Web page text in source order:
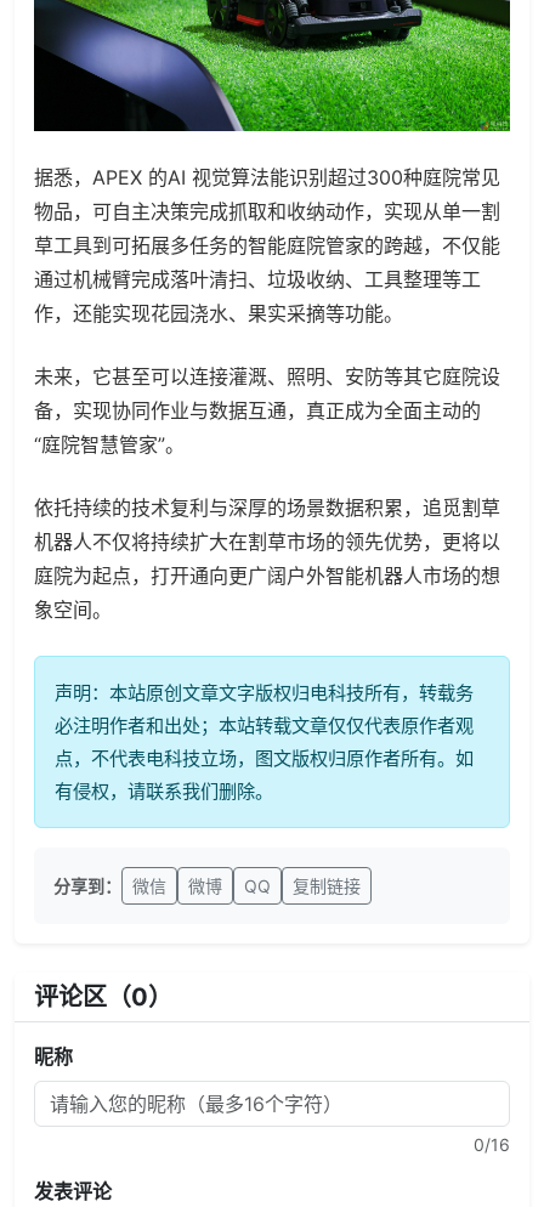
据悉，APEX 的AI 视觉算法能识别超过300种庭院常见
物品，可自主决策完成抓取和收纳动作，实现从单一割
草工具到可拓展多任务的智能庭院管家的跨越，不仅能
通过机械臂完成落叶清扫、垃圾收纳、工具整理等工
作，还能实现花园浇水、果实采摘等功能。
未来，它甚至可以连接灌溉、照明、安防等其它庭院设
备，实现协同作业与数据互通，真正成为全面主动的
“庭院智慧管家”。
依托持续的技术复利与深厚的场景数据积累，追觅割草
机器人不仅将持续扩大在割草市场的领先优势，更将以
庭院为起点，打开通向更广阔户外智能机器人市场的想
象空间。
声明：本站原创文章文字版权归电科技所有，转载务
必注明作者和出处；本站转载文章仅仅代表原作者观
点，不代表电科技立场，图文版权归原作者所有。如
有侵权，请联系我们删除。
分享到： 微信 微博 QQ 复制链接
评论区（0）
昵称
0/16
发表评论